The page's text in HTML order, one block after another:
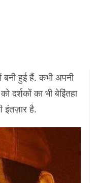
बनी हुई हैं. कभी अपनी
का भी बेइिंतहा
इंतज़ार है.